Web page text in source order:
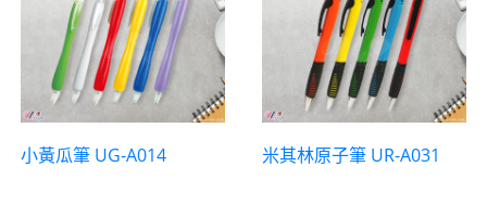
小黃瓜筆 UG-A014 米其林原子筆 UR-A031